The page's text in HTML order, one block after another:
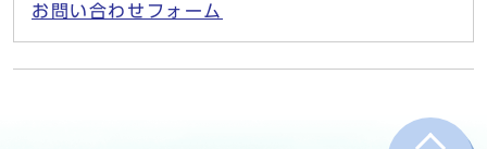
お問い合わせフォーム